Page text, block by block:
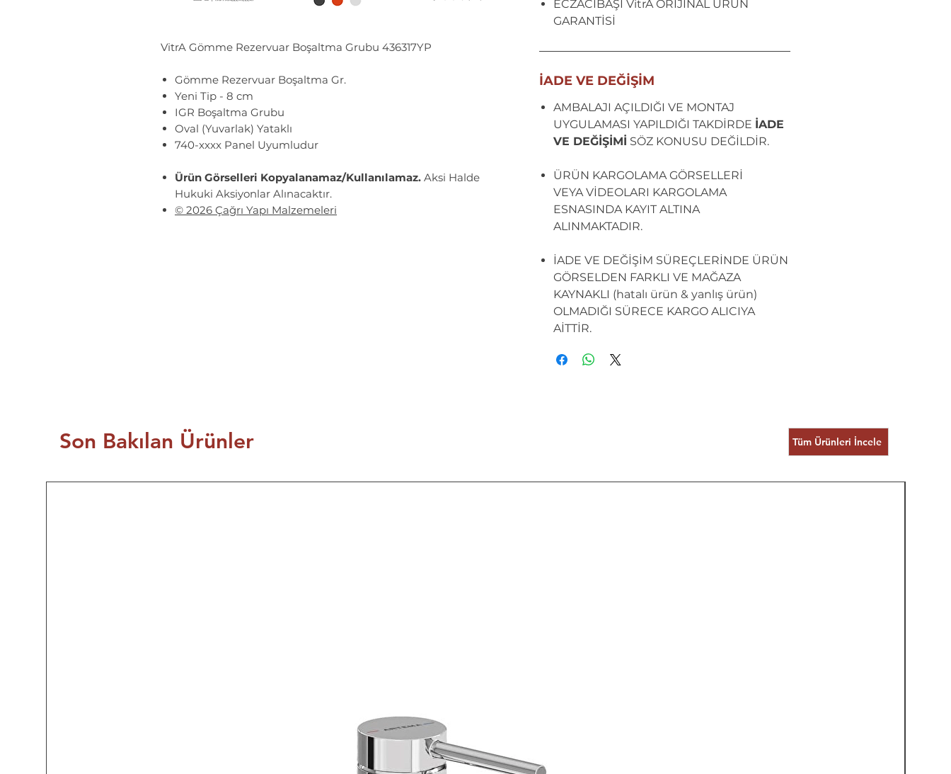
VitrA Gömme Rezervuar Boşaltma Grubu 436317YP
Gömme Rezervuar Boşaltma Gr.
Yeni Tip - 8 cm
IGR Boşaltma Grubu
Oval (Yuvarlak) Yataklı
740-xxxx Panel Uyumludur
Ürün Görselleri Kopyalanamaz/Kullanılamaz. Aksi Halde
Hukuki Aksiyonlar Alınacaktır.
© 2026 Çağrı Yapı Malzemeleri
ECZACIBAŞI VitrA ORİJİNAL ÜRÜN
GARANTİSİ
İADE VE DEĞİŞİM
AMBALAJI AÇILDIĞI VE MONTAJ
UYGULAMASI YAPILDIĞI TAKDİRDE İADE
VE DEĞİŞİMİ SÖZ KONUSU DEĞİLDİR.
ÜRÜN KARGOLAMA GÖRSELLERİ
VEYA VİDEOLARI KARGOLAMA
ESNASINDA KAYIT ALTINA
ALINMAKTADIR.
İADE VE DEĞİŞİM SÜREÇLERİNDE ÜRÜN
GÖRSELDEN FARKLI VE MAĞAZA
KAYNAKLI (hatalı ürün & yanlış ürün)
OLMADIĞI SÜRECE KARGO ALICIYA
AİTTİR.
Son Bakılan Ürünler Tüm Ürünleri İncele